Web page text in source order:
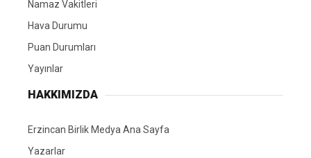
Namaz Vakitleri
Hava Durumu
Puan Durumları
Yayınlar
HAKKIMIZDA
Erzincan Birlik Medya Ana Sayfa
Yazarlar